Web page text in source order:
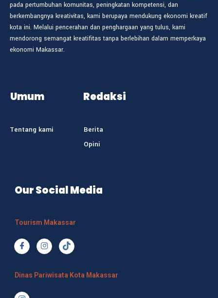
pada pertumbuhan komunitas, peningkatan kompetensi, dan
berkembangnya kreativitas, kami berupaya mendukung ekonomi kreatif
kota ini. Melalui pencerahan dan penghargaan yang tulus, kami
mendorong semangat kreatifitas tanpa berlebihan dalam memperkaya
ekonomi Makassar.
Tentang kami
Umum Redaksi
Berita
Opini
Our Social Media
Tourism Makassar
Dinas Pariwisata Kota Makassar